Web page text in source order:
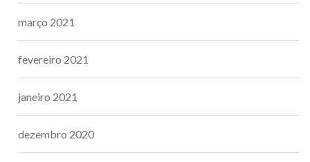
março 2021
fevereiro 2021
janeiro 2021
dezembro 2020